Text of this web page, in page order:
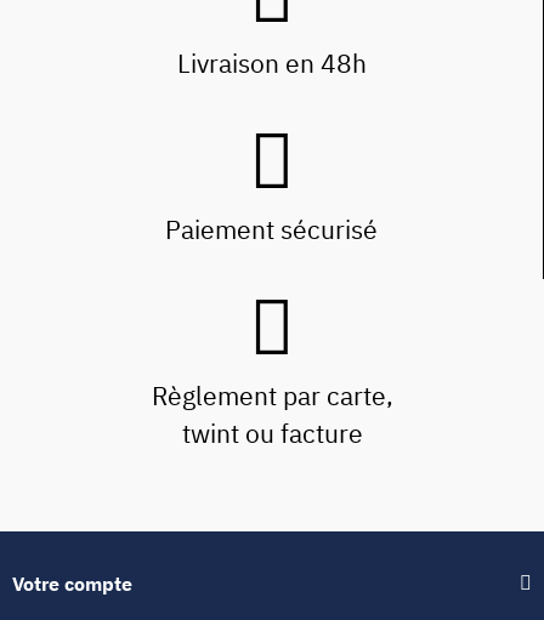
Livraison en 48h
Paiement sécurisé
Règlement par carte,
twint ou facture
Votre compte